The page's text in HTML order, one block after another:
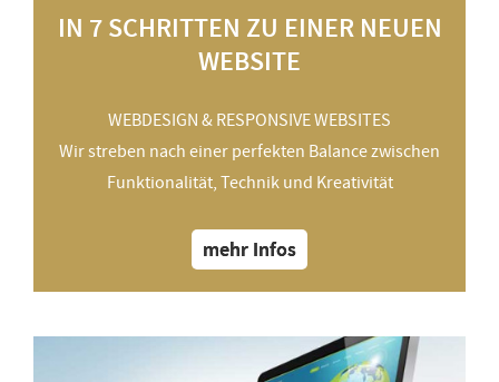
IN 7 SCHRITTEN ZU EINER NEUEN
WEBSITE
WEBDESIGN & RESPONSIVE WEBSITES
Wir streben nach einer perfekten Balance zwischen
Funktionalität, Technik und Kreativität
mehr Infos